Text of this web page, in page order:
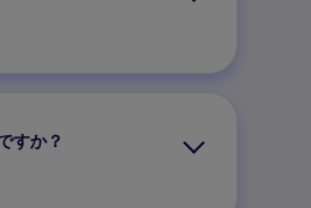
すか？